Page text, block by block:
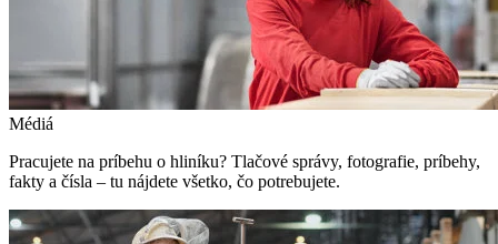
Médiá
Pracujete na príbehu o hliníku? Tlačové správy, fotografie, príbehy,
fakty a čísla – tu nájdete všetko, čo potrebujete.